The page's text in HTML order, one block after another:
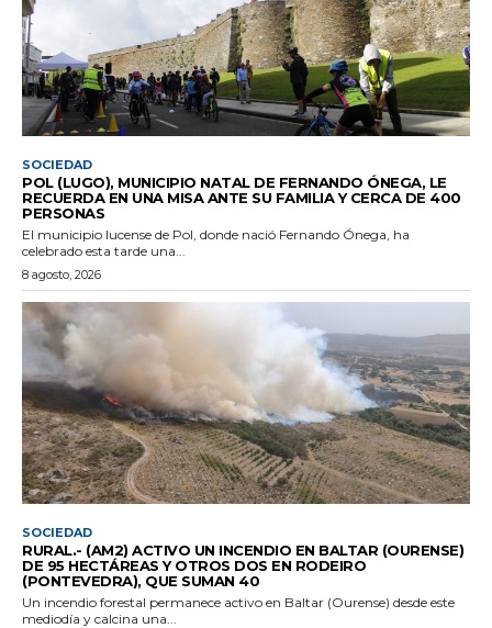
SOCIEDAD
POL (LUGO), MUNICIPIO NATAL DE FERNANDO ÓNEGA, LE
RECUERDA EN UNA MISA ANTE SU FAMILIA Y CERCA DE 400
PERSONAS
El municipio lucense de Pol, donde nació Fernando Ónega, ha
celebrado esta tarde una...
8 agosto, 2026
SOCIEDAD
RURAL.- (AM2) ACTIVO UN INCENDIO EN BALTAR (OURENSE)
DE 95 HECTÁREAS Y OTROS DOS EN RODEIRO
(PONTEVEDRA), QUE SUMAN 40
Un incendio forestal permanece activo en Baltar (Ourense) desde este
mediodía y calcina una...